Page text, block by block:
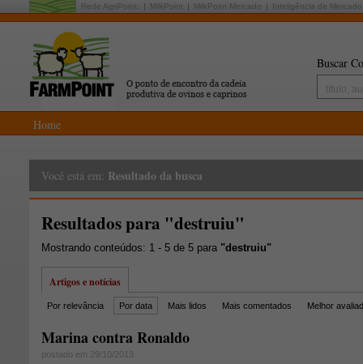
Rede AgriPoint: MilkPoint MilkPoint Mercado Inteligência de Mercado
Buscar
Home
Você está em: Resultado da busca
Resultados para "destruiu"
Mostrando conteúdos: 1 - 5 de 5 para "destruiu"
Artigos e notícias
Por relevância Por data Mais lidos Mais comentados Melhor
Marina contra Ronaldo
postado em 29/10/2013